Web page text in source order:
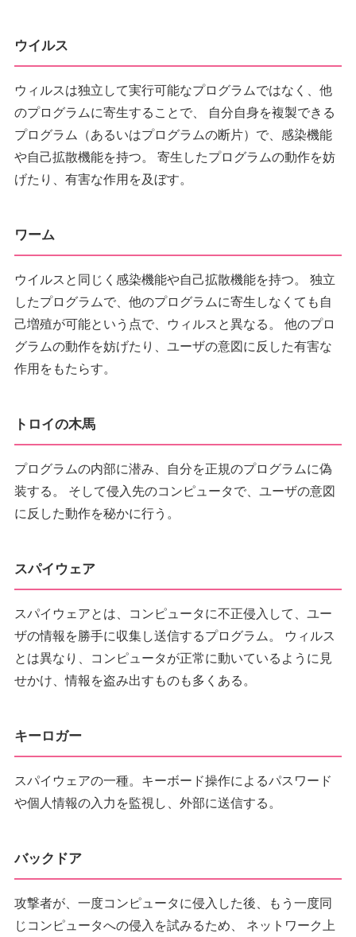
ウイルス
ウィルスは独立して実行可能なプログラムではなく、他
のプログラムに寄生することで、 自分自身を複製できる
プログラム（あるいはプログラムの断片）で、感染機能
や自己拡散機能を持つ。 寄生したプログラムの動作を妨
げたり、有害な作用を及ぼす。
ワーム
ウイルスと同じく感染機能や自己拡散機能を持つ。 独立
したプログラムで、他のプログラムに寄生しなくても自
己増殖が可能という点で、ウィルスと異なる。 他のプロ
グラムの動作を妨げたり、ユーザの意図に反した有害な
作用をもたらす。
トロイの木馬
プログラムの内部に潜み、自分を正規のプログラムに偽
装する。 そして侵入先のコンピュータで、ユーザの意図
に反した動作を秘かに行う。
スパイウェア
スパイウェアとは、コンピュータに不正侵入して、ユー
ザの情報を勝手に収集し送信するプログラム。 ウィルス
とは異なり、コンピュータが正常に動いているように見
せかけ、情報を盗み出すものも多くある。
キーロガー
スパイウェアの一種。キーボード操作によるパスワード
や個人情報の入力を監視し、外部に送信する。
バックドア
攻撃者が、一度コンピュータに侵入した後、もう一度同
じコンピュータへの侵入を試みるため、 ネットワーク上